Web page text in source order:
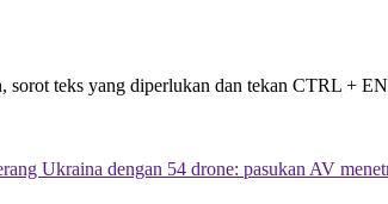
sorot teks yang diperlukan dan tekan CTRL +
Ukraina dengan 54 drone: pasukan AV